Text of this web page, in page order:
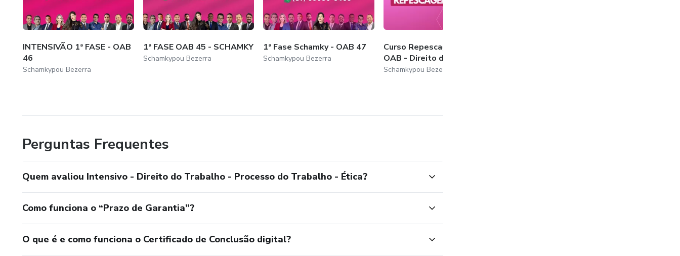
INTENSIVÃO 1ª FASE - OAB
46
Schamkypou Bezerra
1ª FASE OAB 45 - SCHAMKY
Schamkypou Bezerra
1ª Fase Schamky - OAB 47
Schamkypou Bezerra
Curso Repescagem 2ª Fase
OAB - Direito do Trabalho -
Schamkypou Bezerra
Perguntas Frequentes
Quem avaliou Intensivo - Direito do Trabalho - Processo do Trabalho - Ética?
Como funciona o “Prazo de Garantia”?
O que é e como funciona o Certificado de Conclusão digital?